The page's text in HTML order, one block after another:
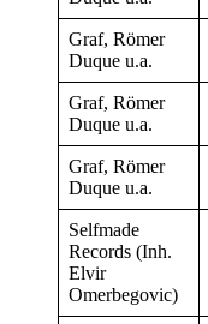
Graf, Römer
Duque u.a.
Graf, Römer
Duque u.a.
Graf, Römer
Duque u.a.
Selfmade
Records (Inh.
Elvir
Omerbegovic)